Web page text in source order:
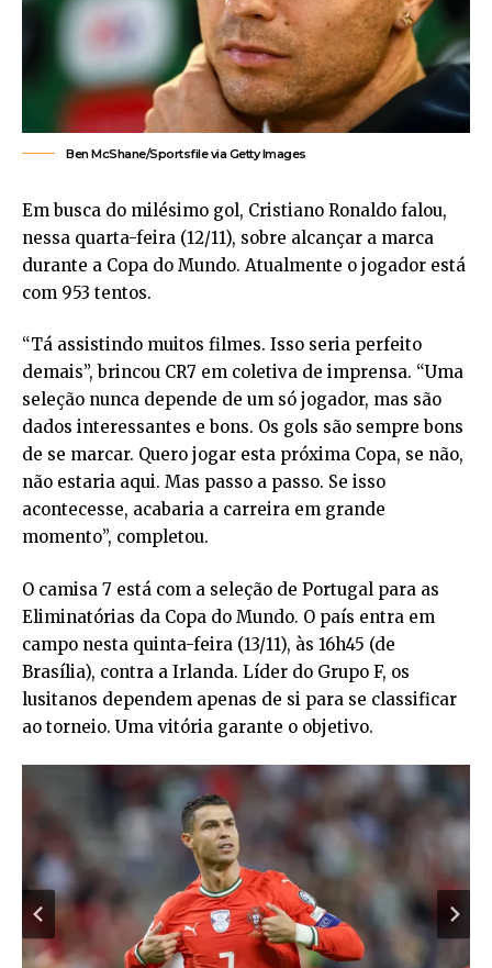
Ben McShane/Sportsfile via Getty Images
Em busca do milésimo gol, Cristiano Ronaldo falou,
nessa quarta-feira (12/11), sobre alcançar a marca
durante a Copa do Mundo. Atualmente o jogador está
com 953 tentos.
“Tá assistindo muitos filmes. Isso seria perfeito
demais”, brincou CR7 em coletiva de imprensa. “Uma
seleção nunca depende de um só jogador, mas são
dados interessantes e bons. Os gols são sempre bons
de se marcar. Quero jogar esta próxima Copa, se não,
não estaria aqui. Mas passo a passo. Se isso
acontecesse, acabaria a carreira em grande
momento”, completou.
O camisa 7 está com a seleção de Portugal para as
Eliminatórias da Copa do Mundo. O país entra em
campo nesta quinta-feira (13/11), às 16h45 (de
Brasília), contra a Irlanda. Líder do Grupo F, os
lusitanos dependem apenas de si para se classificar
ao torneio. Uma vitória garante o objetivo.